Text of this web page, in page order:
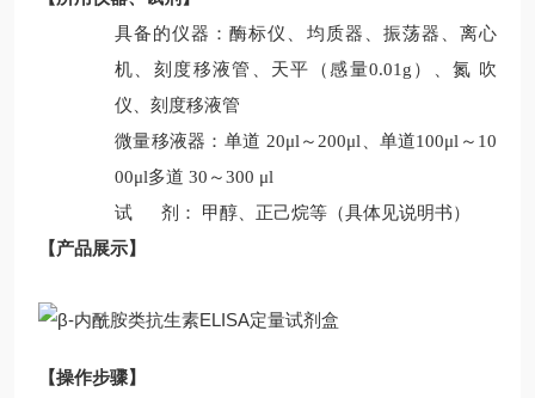
具备的仪器：酶标仪、均质器、振荡器、离心
机、刻度移液管、天平（感量0.01g ）、氮 吹
仪、刻度移液管
微量移液器：单道 20μl ～ 200μl 、单道100μl ～ 10
00μl多道 30 ～300 μl
试
剂： 甲醇 、正己烷等（具体见说明书）
【产品展示】
【操作步骤】